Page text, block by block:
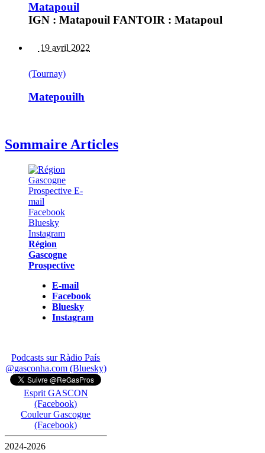
Matapouil
IGN : Matapouil FANTOIR : Matapoul
19 avril 2022
(Tournay)
Matepouilh
Sommaire Articles
Région
Gascogne
Prospective
E-mail
Facebook
Bluesky
Instagram
Podcasts sur Ràdio País
@gasconha.com (Bluesky)
Esprit GASCON
(Facebook)
Couleur Gascogne
(Facebook)
2024-2026